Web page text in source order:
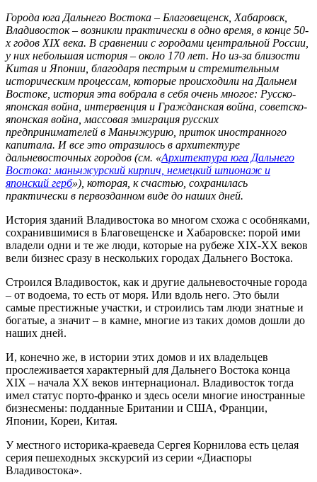
Города юга Дальнего Востока – Благовещенск, Хабаровск,
Владивосток – возникли практически в одно время, в конце 50-
х годов XIX века. В сравнении с городами центральной России,
у них небольшая история – около 170 лет. Но из-за близости
Китая и Японии, благодаря пестрым и стремительным
историческим процессам, которые происходили на Дальнем
Востоке, история эта вобрала в себя очень многое: Русско-
японская война, интервенция и Гражданская война, советско-
японская война, массовая эмиграция русских
предпринимателей в Маньчжурию, приток иностранного
капитала. И все это отразилось в архитектуре
дальневосточных городов (см. «Архитектура юга Дальнего
Востока: маньчжурский кирпич, немецкий шпионаж и
японский герб»), которая, к счастью, сохранилась
практически в первозданном виде до наших дней.
История зданий Владивостока во многом схожа с особняками,
сохранившимися в Благовещенске и Хабаровске: порой ими
владели одни и те же люди, которые на рубеже XIX-XX веков
вели бизнес сразу в нескольких городах Дальнего Востока.
Строился Владивосток, как и другие дальневосточные города
– от водоема, то есть от моря. Или вдоль него. Это были
самые престижные участки, и строились там люди знатные и
богатые, а значит – в камне, многие из таких домов дошли до
наших дней.
И, конечно же, в истории этих домов и их владельцев
прослеживается характерный для Дальнего Востока конца
XIX – начала XX веков интернационал. Владивосток тогда
имел статус порто-франко и здесь осели многие иностранные
бизнесмены: подданные Британии и США, Франции,
Японии, Кореи, Китая.
У местного историка-краеведа Сергея Корнилова есть целая
серия пешеходных экскурсий из серии «Диаспоры
Владивостока».